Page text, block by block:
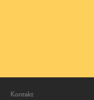
Kontakt